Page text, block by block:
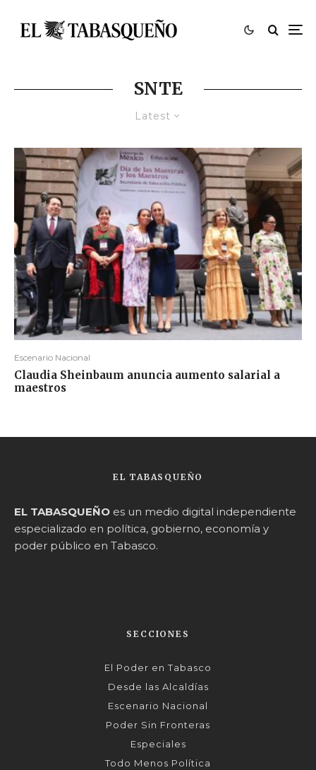
SNTE
Latest
Escenario Nacional
Claudia Sheinbaum anuncia aumento salarial a
maestros
EL TABASQUEÑO
EL TABASQUEÑO es un medio digital independiente
especializado en política, gobierno, economía y
poder público en Tabasco.
SECCIONES
El Poder en Tabasco
Desde las Alcaldías
Escenario Nacional
Poder Sin Fronteras
Especiales
Todo Menos Política